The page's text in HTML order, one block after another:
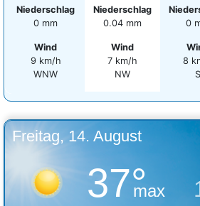
Niederschlag
0 mm
Wind
9 km/h
WNW
Niederschlag
0.04 mm
Wind
7 km/h
NW
0
8
S
Freitag, 14. August
37°
max